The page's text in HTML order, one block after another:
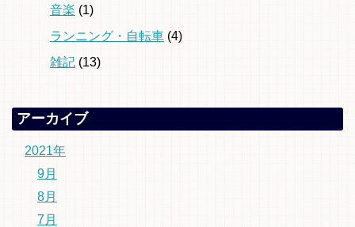
音楽 (1)
ランニング・自転車 (4)
雑記 (13)
アーカイブ
2021年
9月
8月
7月